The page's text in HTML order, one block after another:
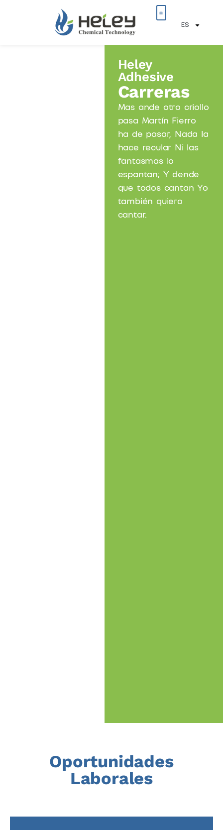
ES
Heley
Adhesive
Carreras
Mas ande otro criollo
pasa Martín Fierro
ha de pasar, Nada la
hace recular Ni las
fantasmas lo
espantan; Y dende
que todos cantan Yo
también quiero
cantar.
Oportunidades
Laborales